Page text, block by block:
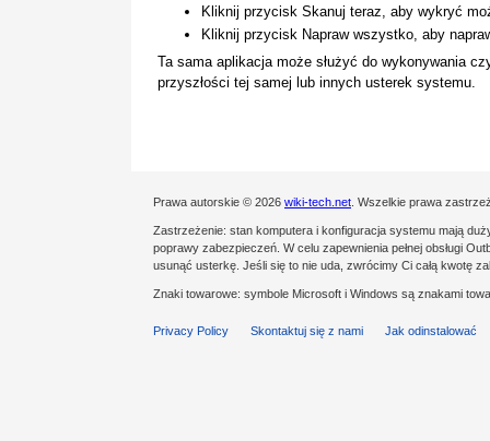
Kliknij przycisk Skanuj teraz, aby wykryć
Kliknij przycisk Napraw wszystko, aby
Ta sama aplikacja może służyć do wykonywania
przyszłości tej samej lub innych usterek systemu.
Prawa autorskie © 2026 wiki-tech.net . Wszelkie prawa
Zastrzeżenie: stan komputera i konfiguracja systemu mają
poprawy zabezpieczeń. W celu zapewnienia pełnej obsługi
usunąć usterkę. Jeśli się to nie uda, zwrócimy Ci całą kwotę
Znaki towarowe: symbole Microsoft i Windows są znakami
Privacy Policy Skontaktuj się z nami Jak odinstalować